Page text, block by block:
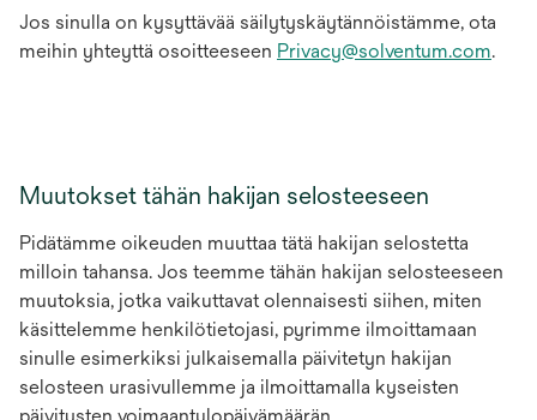
Jos sinulla on kysyttävää säilytyskäytännöistämme, ota
meihin yhteyttä osoitteeseen Privacy@solventum.com.
Muutokset tähän hakijan selosteeseen
Pidätämme oikeuden muuttaa tätä hakijan selostetta
milloin tahansa. Jos teemme tähän hakijan selosteeseen
muutoksia, jotka vaikuttavat olennaisesti siihen, miten
käsittelemme henkilötietojasi, pyrimme ilmoittamaan
sinulle esimerkiksi julkaisemalla päivitetyn hakijan
selosteen urasivullemme ja ilmoittamalla kyseisten